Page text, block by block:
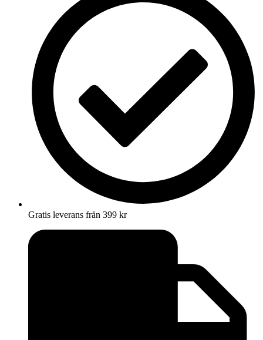
Gratis leverans från 399 kr